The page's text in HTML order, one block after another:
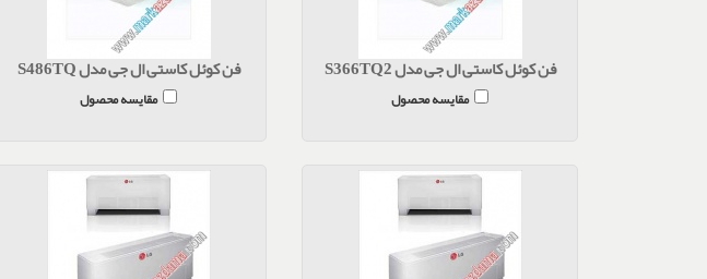
فن کوئل کاستی ال جی مدل S366TQ2
مقایسه محصول
فن کوئل کاستی ال جی مدل S486TQ
مقایسه محصول